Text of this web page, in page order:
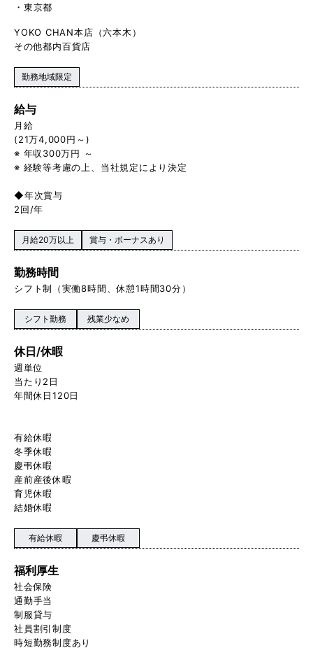
東京都
YOKO CHAN本店（六本木）
その他都内百貨店
勤務地域限定
給与
月給
(21万4,000円～)
※ 年収300万円 ～
※ 経験等考慮の上、当社規定により決定
◆年次賞与
2回/年
月給20万以上 賞与・ボーナスあり
勤務時間
シフト制（実働8時間、休憩1時間30分）
シフト勤務 残業少なめ
休日/休暇
週単位
当たり2日
年間休日120日
有給休暇
冬季休暇
慶弔休暇
産前産後休暇
育児休暇
結婚休暇
有給休暇 慶弔休暇
福利厚生
社会保険
通勤手当
制服貸与
社員割引制度
時短勤務制度あり